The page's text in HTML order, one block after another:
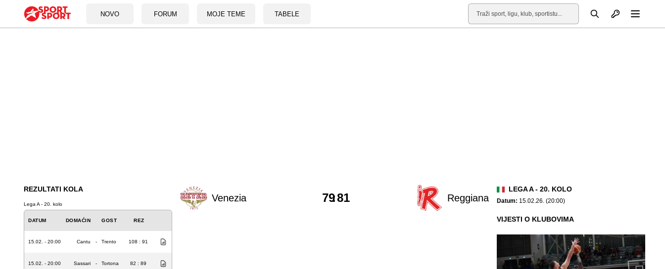
NOVO FORUM MOJE TEME TABELE
Pretraga Otvori profil
REZULTATI KOLA
Lega A - 20. kolo
DATUM DOMAĆIN GOST REZ
15.02. - 20:00 Cantu - Trento 108 : 91
15.02. - 20:00 Sassari - Tortona 82 : 89
Venezia Reggiana
79
:81
LEGA A - 20. KOLO
Datum: 15.02.26. (20:00)
VIJESTI O KLUBOVIMA